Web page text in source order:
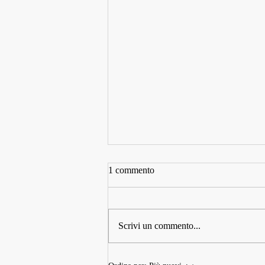
From the Amazon to Paris:
1 commento
Scrivi un commento...